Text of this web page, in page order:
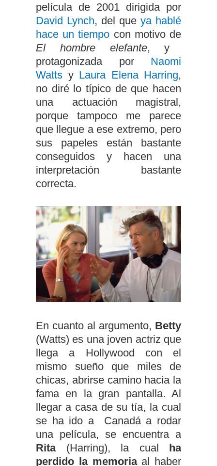
película de 2001 dirigida por
David Lynch, del que ya hablé
hace un tiempo con motivo de
El hombre elefante, y
protagonizada por Naomi
Watts y Laura Elena Harring,
no diré lo típico de que hacen
una actuación magistral,
porque tampoco me parece
que llegue a ese extremo, pero
sus papeles están bastante
conseguidos y hacen una
interpretación bastante
correcta.
En cuanto al argumento, Betty
(Watts) es una joven actriz que
llega a Hollywood con el
mismo sueño que miles de
chicas, abrirse camino hacia la
fama en la gran pantalla. Al
llegar a casa de su tía, la cual
se ha ido a Canadá a rodar
una película, se encuentra a
Rita (Harring), la cual ha
perdido la memoriaal haber